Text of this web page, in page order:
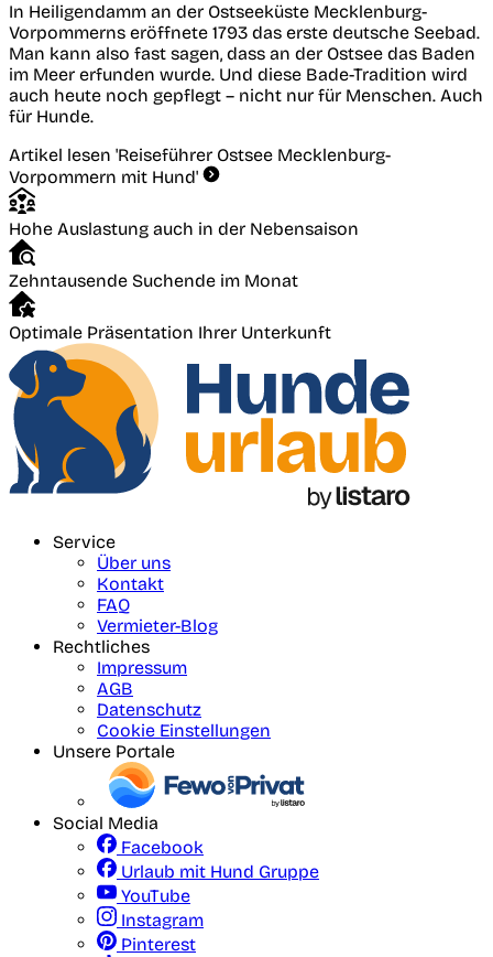
In Heiligendamm an der Ostseeküste Mecklenburg-
Vorpommerns eröffnete 1793 das erste deutsche Seebad.
Man kann also fast sagen, dass an der Ostsee das Baden
im Meer erfunden wurde. Und diese Bade-Tradition wird
auch heute noch gepflegt – nicht nur für Menschen. Auch
für Hunde.
Artikel lesen 'Reiseführer Ostsee Mecklenburg-
Vorpommern mit Hund'
Hohe Auslastung auch in der Nebensaison
Zehntausende Suchende im Monat
Optimale Präsentation Ihrer Unterkunft
Service
Über uns
Kontakt
FAQ
Vermieter-Blog
Rechtliches
Impressum
AGB
Datenschutz
Cookie Einstellungen
Unsere Portale
Social Media
Facebook
Urlaub mit Hund Gruppe
YouTube
Instagram
Pinterest